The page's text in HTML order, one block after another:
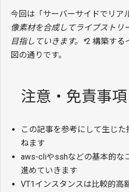
今回は「サーバーサイドでリア
像素材を合成してライブストリ
目指していきます。*2 構築する
図の通りです。
注意・免責事項
この記事を参考にして生じ
ねます
aws-cliやsshなどの基本的な
進めていきます
VT1インスタンスは比較的高